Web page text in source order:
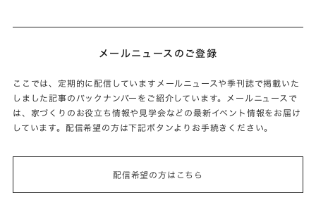
メールニュースのご登録
ここでは、定期的に配信していますメールニュースや季刊誌で掲載いた
しました記事のバックナンバーをご紹介しています。メールニュースで
は、家づくりのお役立ち情報や見学会などの最新イベント情報をお届け
しています。配信希望の方は下記ボタンよりお手続きください。
配信希望の方はこちら